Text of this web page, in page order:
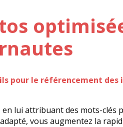
pour le référencement des
lui attribuant des mots-clés
vous augmentez la